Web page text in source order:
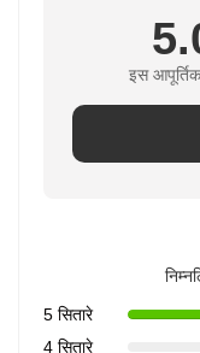
इस
5 सितारे
4 सितारे